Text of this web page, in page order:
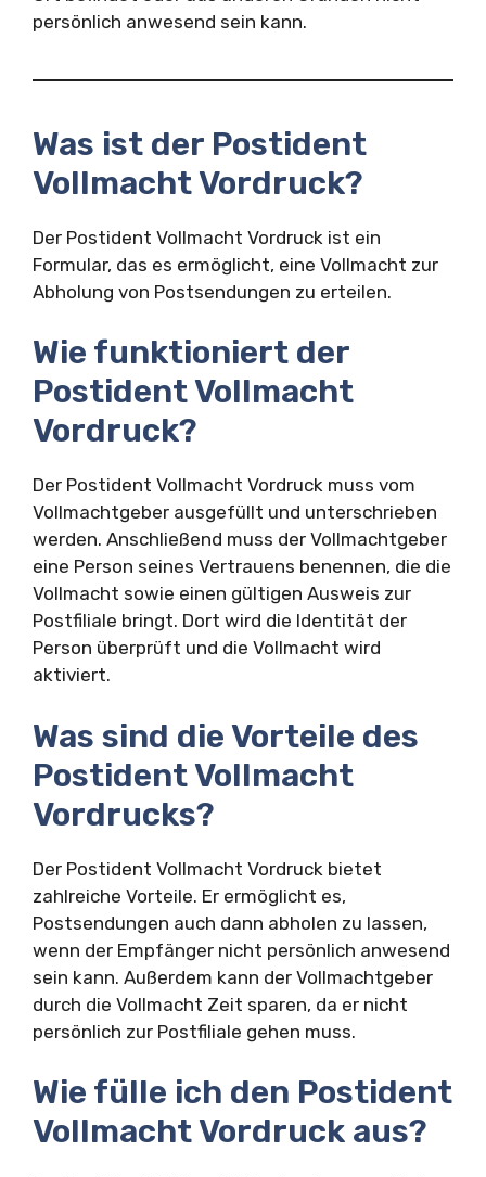
persönlich anwesend sein kann.
Was ist der Postident
Vollmacht Vordruck?
Der Postident Vollmacht Vordruck ist ein
Formular, das es ermöglicht, eine Vollmacht zur
Abholung von Postsendungen zu erteilen.
Wie funktioniert der
Postident Vollmacht
Vordruck?
Der Postident Vollmacht Vordruck muss vom
Vollmachtgeber ausgefüllt und unterschrieben
werden. Anschließend muss der Vollmachtgeber
eine Person seines Vertrauens benennen, die die
Vollmacht sowie einen gültigen Ausweis zur
Postfiliale bringt. Dort wird die Identität der
Person überprüft und die Vollmacht wird
aktiviert.
Was sind die Vorteile des
Postident Vollmacht
Vordrucks?
Der Postident Vollmacht Vordruck bietet
zahlreiche Vorteile. Er ermöglicht es,
Postsendungen auch dann abholen zu lassen,
wenn der Empfänger nicht persönlich anwesend
sein kann. Außerdem kann der Vollmachtgeber
durch die Vollmacht Zeit sparen, da er nicht
persönlich zur Postfiliale gehen muss.
Wie fülle ich den Postident
Vollmacht Vordruck aus?